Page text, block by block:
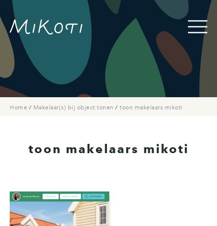
Home / Makelaar(s) bij object tonen / toon makelaars mikoti
toon makelaars mikoti